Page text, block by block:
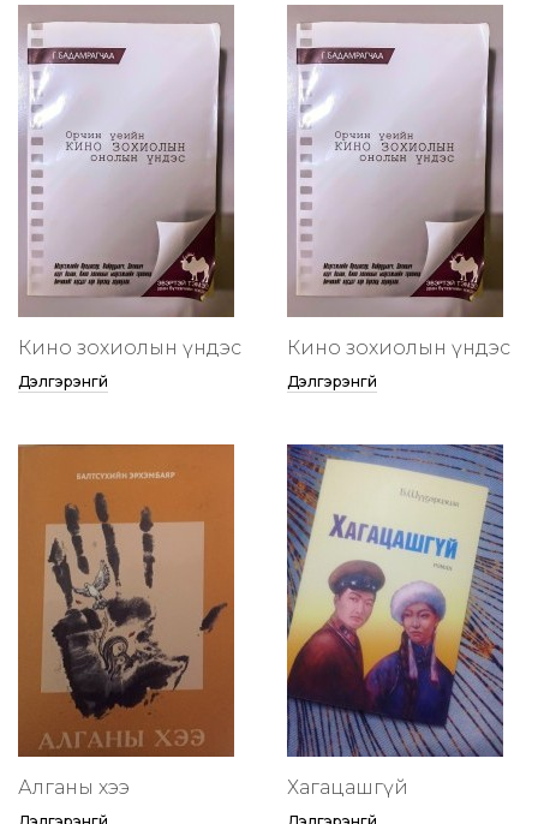
Кино зохиолын үндэс
Дэлгэрэнгүй
Кино зохиолын үндэс
Дэлгэрэнгүй
Алганы хээ
Дэлгэрэнгүй
Хагацашгүй
Дэлгэрэнгүй